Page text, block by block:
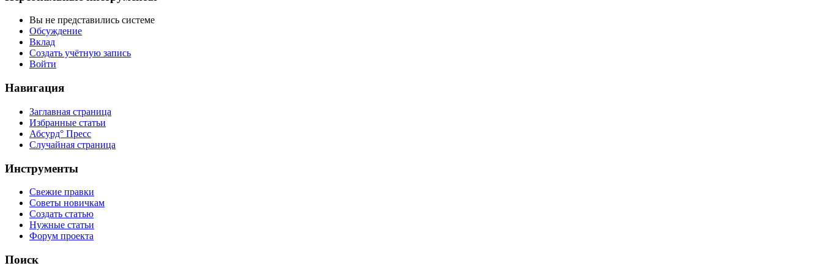
Вы не представились системе
Обсуждение
Вклад
Создать учётную запись
Войти
Навигация
Заглавная страница
Избранные статьи
Абсурд° Пресс
Случайная страница
Инструменты
Свежие правки
Советы новичкам
Создать статью
Нужные статьи
Форум проекта
Поиск